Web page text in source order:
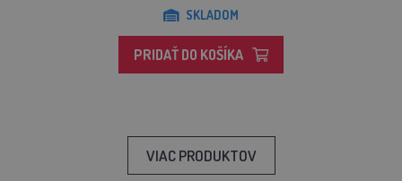
SKLADOM
PRIDAŤ DO KOŠÍKA
VIAC PRODUKTOV